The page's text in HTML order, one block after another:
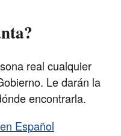
real cualquier
Le darán la
encontrarla.
Español